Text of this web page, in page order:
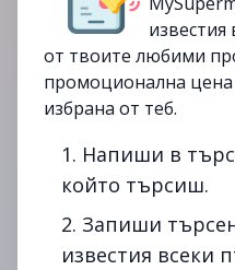
1кг.
Супер цена Охладен заек
Произход - Испания за
13.99лв.
известия
от твоите любими
промоционална цена
избрана от теб.
1. Напиши в
който търсиш.
2. Запиши
известия всеки